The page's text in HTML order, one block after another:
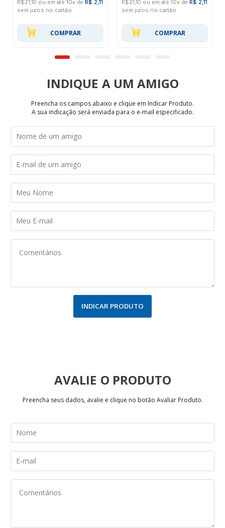
R$21,10 ou em até 10x de R$ 2,11
sem juros no cartão
COMPRAR
R$21,10 ou em até 10x de R$ 2,11
sem juros no cartão
COMPRAR
INDIQUE
Preencha os campos abaixo e clique em Indicar Produto.
A sua indicação será enviada para o e-mail especificado.
INDICAR PRODUTO
AVALIE
Preencha seus dados, avalie e clique no botão Avaliar Produto.